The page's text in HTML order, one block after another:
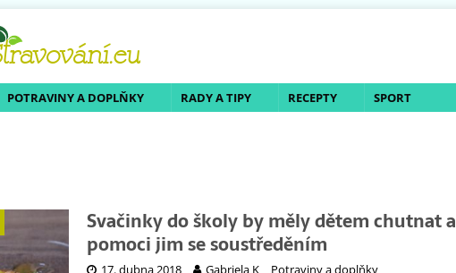
POTRAVINY A DOPLŇKY RADY A TIPY RECEPTY SPORT
Svačinky do školy by měly dětem chutnat a
pomoci jim se soustředěním
17. dubna 2018 Gabriela K Potraviny a doplňky